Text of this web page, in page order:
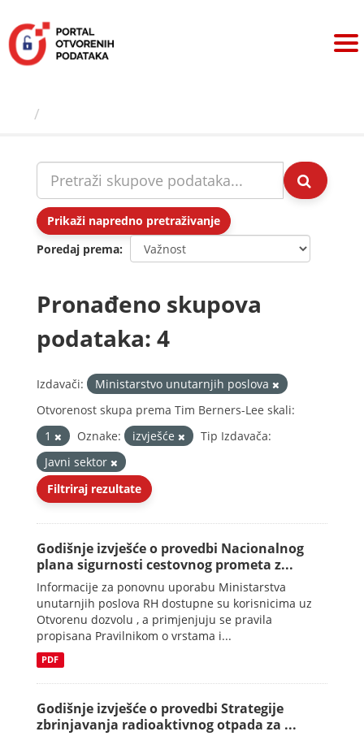
sadržaj
Prikaži napredno pretraživanje
Poredaj prema
Pronađeno skupova
podataka: 4
Izdavači:
Ministarstvo unutarnjih poslova
Otvorenost skupa prema Tim Berners-Lee skali:
1
Oznake: izvješće
Tip Izdavača:
Javni sektor
Filtriraj rezultate
Godišnje izvješće o provedbi Nacionalnog
plana sigurnosti cestovnog prometa z...
Informacije za ponovnu uporabu Ministarstva
unutarnjih poslova RH dostupne su korisnicima uz
Otvorenu dozvolu , a primjenjuju se pravila
propisana Pravilnikom o vrstama i...
PDF
Godišnje izvješće o provedbi Strategije
zbrinjavanja radioaktivnog otpada za ...